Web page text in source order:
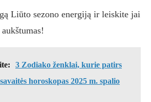
Liūto sezono energiją ir leiskite jai
3 Zodiako ženklai, kurie patirs
horoskopas 2025 m. spalio